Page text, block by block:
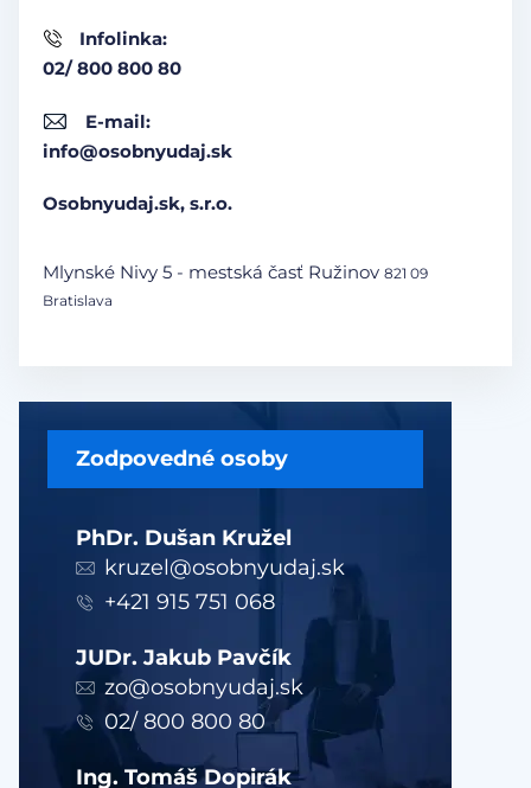
Zodpovedné osoby
PhDr. Dušan Kružel
kruzel@osobnyudaj.sk
+421 915 751 068
JUDr. Jakub Pavčík
zo@osobnyudaj.sk
02/ 800 800 80
Ing. Tomáš Dopirák
Infolinka:
02/ 800 800 80
E-mail:
info@osobnyudaj.sk
Osobnyudaj.sk, s.r.o.
Mlynské Nivy 5 - mestská časť Ružinov 821 09
Bratislava